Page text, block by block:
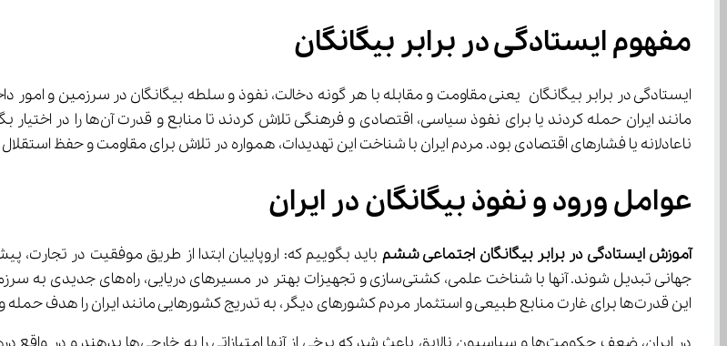
مفهوم ایستادگی در برابر بیگانگان
مانند ایران حمله کردند یا
ناعادلانه یا فشارهای اقتصادی بود. مردم ایران با شناخت این تهدیدات، همواره در تلاش برای مقاومت و حفظ
عوامل ورود و نفوذ بیگانگان در ایران
آموزش ایستادگی در برابر بیگانگان اجتماعی ششم
این قدرت‌ها برای غارت منابع طبیعی و استثمار مردم کشورهای دیگر، به تدریج کشورهایی مانند ایران را هدف حمله و نفوذ قرار دادند.